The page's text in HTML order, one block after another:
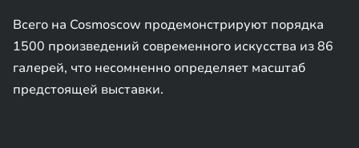
Всего на Cosmoscow продемонстрируют порядка
1500 произведений современного искусства из 86
галерей, что несомненно определяет масштаб
предстоящей выставки.